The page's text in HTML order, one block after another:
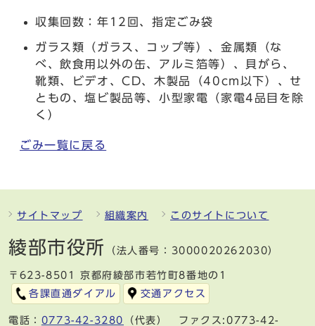
収集回数：年12回、指定ごみ袋
ガラス類（ガラス、コップ等）、金属類（な
べ、飲食用以外の缶、アルミ箔等）、貝がら、
靴類、ビデオ、CD、木製品（40cm以下）、せ
ともの、塩ビ製品等、小型家電（家電4品目を除
く）
ごみ一覧に戻る
サイトマップ 組織案内 このサイトについて
綾部市役所 （法人番号：3000020262030）
〒623-8501 京都府綾部市若竹町8番地の1
各課直通ダイアル
交通アクセス
電話： 0773-42-3280
（代表） ファクス:0773-42-